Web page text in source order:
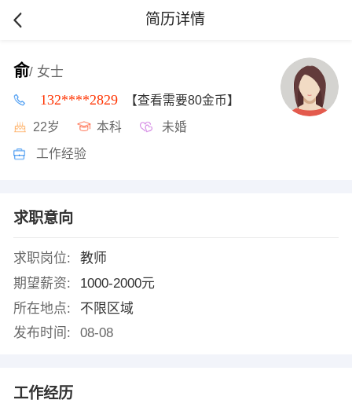
简历详情
俞/ 女士
132****2829 【查看需要80金币】
22岁 本科 未婚
工作经验
求职意向
求职岗位:
教师
期望薪资:
1000-2000元
所在地点:
不限区域
发布时间:
08-08
工作经历